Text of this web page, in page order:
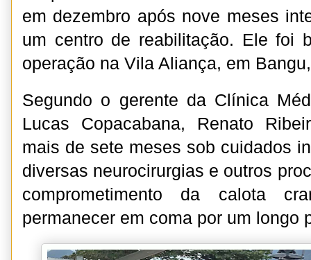
em dezembro após nove meses
um centro de reabilitação. Ele foi
operação na Vila Aliança, em
Segundo o gerente da Clínica
Lucas Copacabana, Renato
mais de sete meses sob cuidados
diversas neurocirurgias e outros
comprometimento da calota
permanecer em coma por um longo